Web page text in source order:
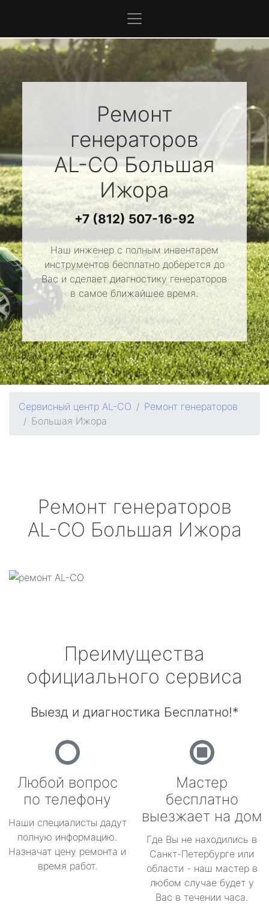
Ремонт
генераторов
AL-COБольшая
Ижора
+7 (812) 507-16-92
Наш инженер с полным инвентарем
инструментов бесплатно доберется до
Вас и сделает диагностику генераторов
в самое ближайшее время.
Сервисный центр AL-CO
Ремонт генераторов
Большая Ижора
Ремонт генераторов
AL-CO Большая Ижора
Преимущества
официального сервиса
Выезд и диагностика Бесплатно!*
Любой вопрос
по телефону
Наши специалисты дадут
полную информацию.
Назначат цену ремонта и
время работ.
Мастер
бесплатно
выезжает на дом
Где Вы не находились в
Санкт-Петербурге или
области - наш мастер в
любом случае будет у
Вас в течении часа.